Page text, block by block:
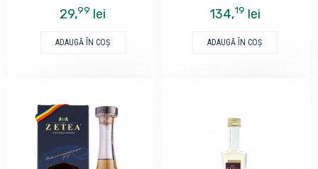
29,99 lei
ADAUGĂ ÎN COŞ
134,19 lei
ADAUGĂ ÎN COŞ